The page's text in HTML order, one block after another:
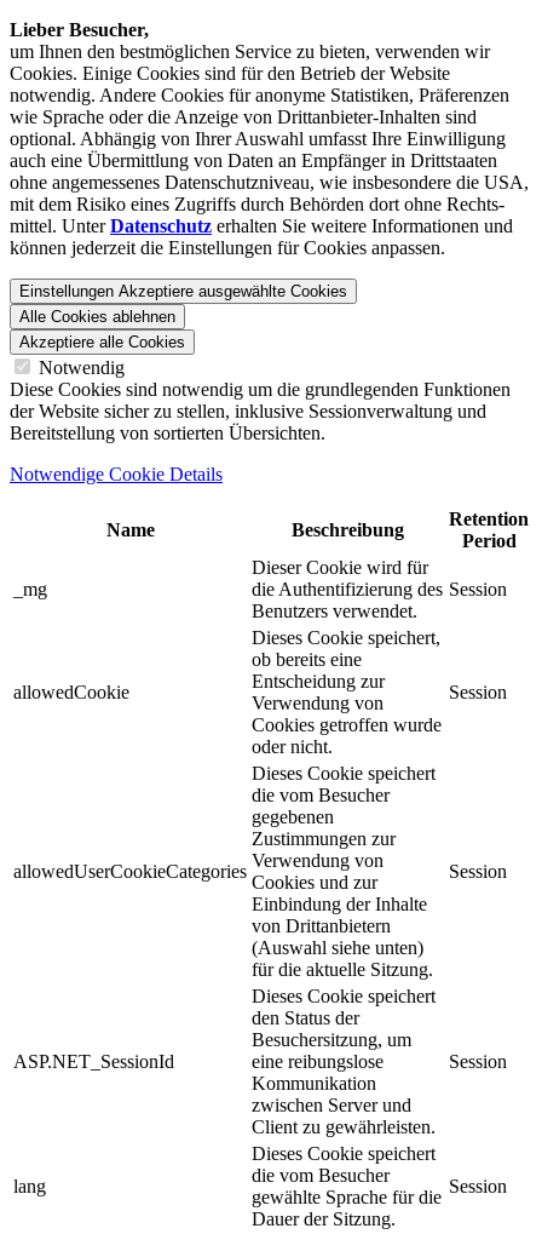
Lieber Besucher,
um Ihnen den best­möglichen Service zu bieten, verwenden wir
Cookies. Einige Cookies sind für den Betrieb der Website
notwendig. Andere Cookies für anonyme Statistiken, Präferenzen
wie Sprache oder die Anzeige von Dritt­anbieter-Inhalten sind
optional. Abhängig von Ihrer Auswahl umfasst Ihre Einwilligung
auch eine Übermittlung von Daten an Empfänger in Drittstaaten
ohne angemessenes Daten­schutz­niveau, wie insbesondere die USA,
mit dem Risiko eines Zugriffs durch Behörden dort ohne Rechts­
mittel. UnterDatenschutz erhalten Sie weitere Informationen und
können jederzeit die Einstellungen für Cookies anpassen.
Einstellungen Akzeptiere ausgewählte Cookies
Alle Cookies ablehnen
Akzeptiere alle Cookies
Notwendig
Diese Cookies sind notwendig um die grundlegenden Funktionen
der Website sicher zu stellen, inklusive Sessionverwaltung und
Bereitstellung von sortierten Übersichten.
Notwendige Cookie Details
Name Beschreibung
Retention
Period
_mg
Dieser Cookie wird für
die Authentifizierung des
Benutzers verwendet.
Session
allowedCookie
Dieses Cookie speichert,
ob bereits eine
Entscheidung zur
Verwendung von
Cookies getroffen wurde
oder nicht.
Session
allowedUserCookieCategories
Dieses Cookie speichert
die vom Besucher
gegebenen
Zustimmungen zur
Verwendung von
Cookies und zur
Einbindung der Inhalte
von Drittanbietern
(Auswahl siehe unten)
für die aktuelle Sitzung.
Session
ASP.NET_SessionId
Dieses Cookie speichert
den Status der
Besuchersitzung, um
eine reibungslose
Kommunikation
zwischen Server und
Client zu gewährleisten.
Session
lang
Dieses Cookie speichert
die vom Besucher
gewählte Sprache für die
Dauer der Sitzung.
Session